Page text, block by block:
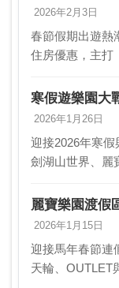
2026年2月3日
春節假期出遊熱
住房優惠，主打
遊的熱門選擇。
還…
寒假遊樂園大
2026年1月26日
迎接2026年寒假
劍湖山世界、麗
名、年齡限定優
假…
麗寶樂園渡假
2026年1月15日
迎接馬年春節連
天輪、OUTLET